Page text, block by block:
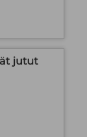
jutut